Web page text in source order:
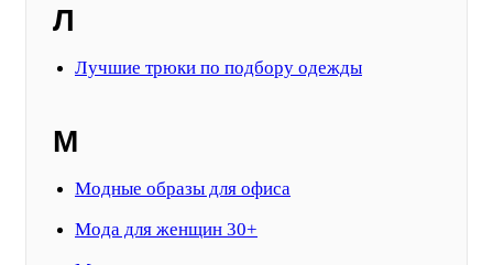
Л
Лучшие трюки по подбору одежды
М
Модные образы для офиса
Мода для женщин 30+